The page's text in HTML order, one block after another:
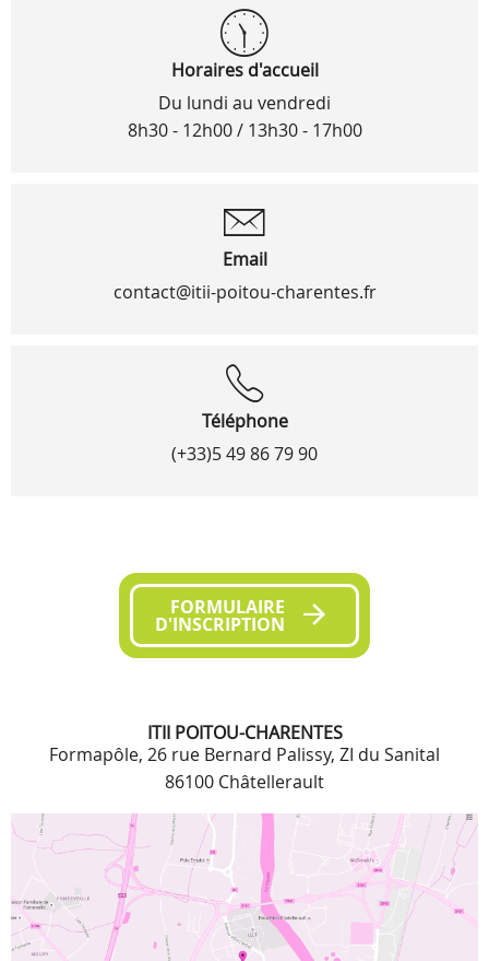
Horaires d'accueil
Du lundi au vendredi
8h30 - 12h00 / 13h30 - 17h00
Email
contact@itii-poitou-charentes.fr
Téléphone
(+33)5 49 86 79 90
FORMULAIRE
D'INSCRIPTION
ITII POITOU-CHARENTES
Formapôle, 26 rue Bernard Palissy, ZI du Sanital
86100 Châtellerault